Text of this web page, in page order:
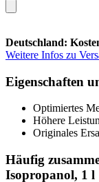
Deutschland:
Weitere Infos zu
Eigenschaften
Optimiertes
Höhere
Originales
Häufig
Isopropanol, 1 l